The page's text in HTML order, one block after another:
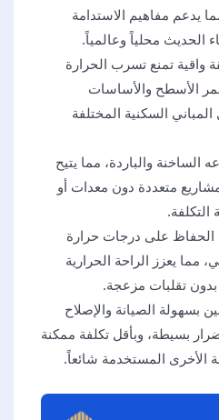
يدعم مفاهيم الاستدامة
الحديث محلياً وعالمياً.
واقية تمنع تسرب الحرارة
الأسطح والأساسات
السكنية المختلفة
الساخنة والباردة، مما يتيح
متعددة دون معدات أو
التكلفة.
الحفاظ على درجات حرارة
مما يعزز الراحة الحرارية
تقلبات مزعجة.
بسهولة الصيانة والإصلاح
بسيطة، وبأقل تكلفة ممكنة
الأخرى المستخدمة شائعاً.